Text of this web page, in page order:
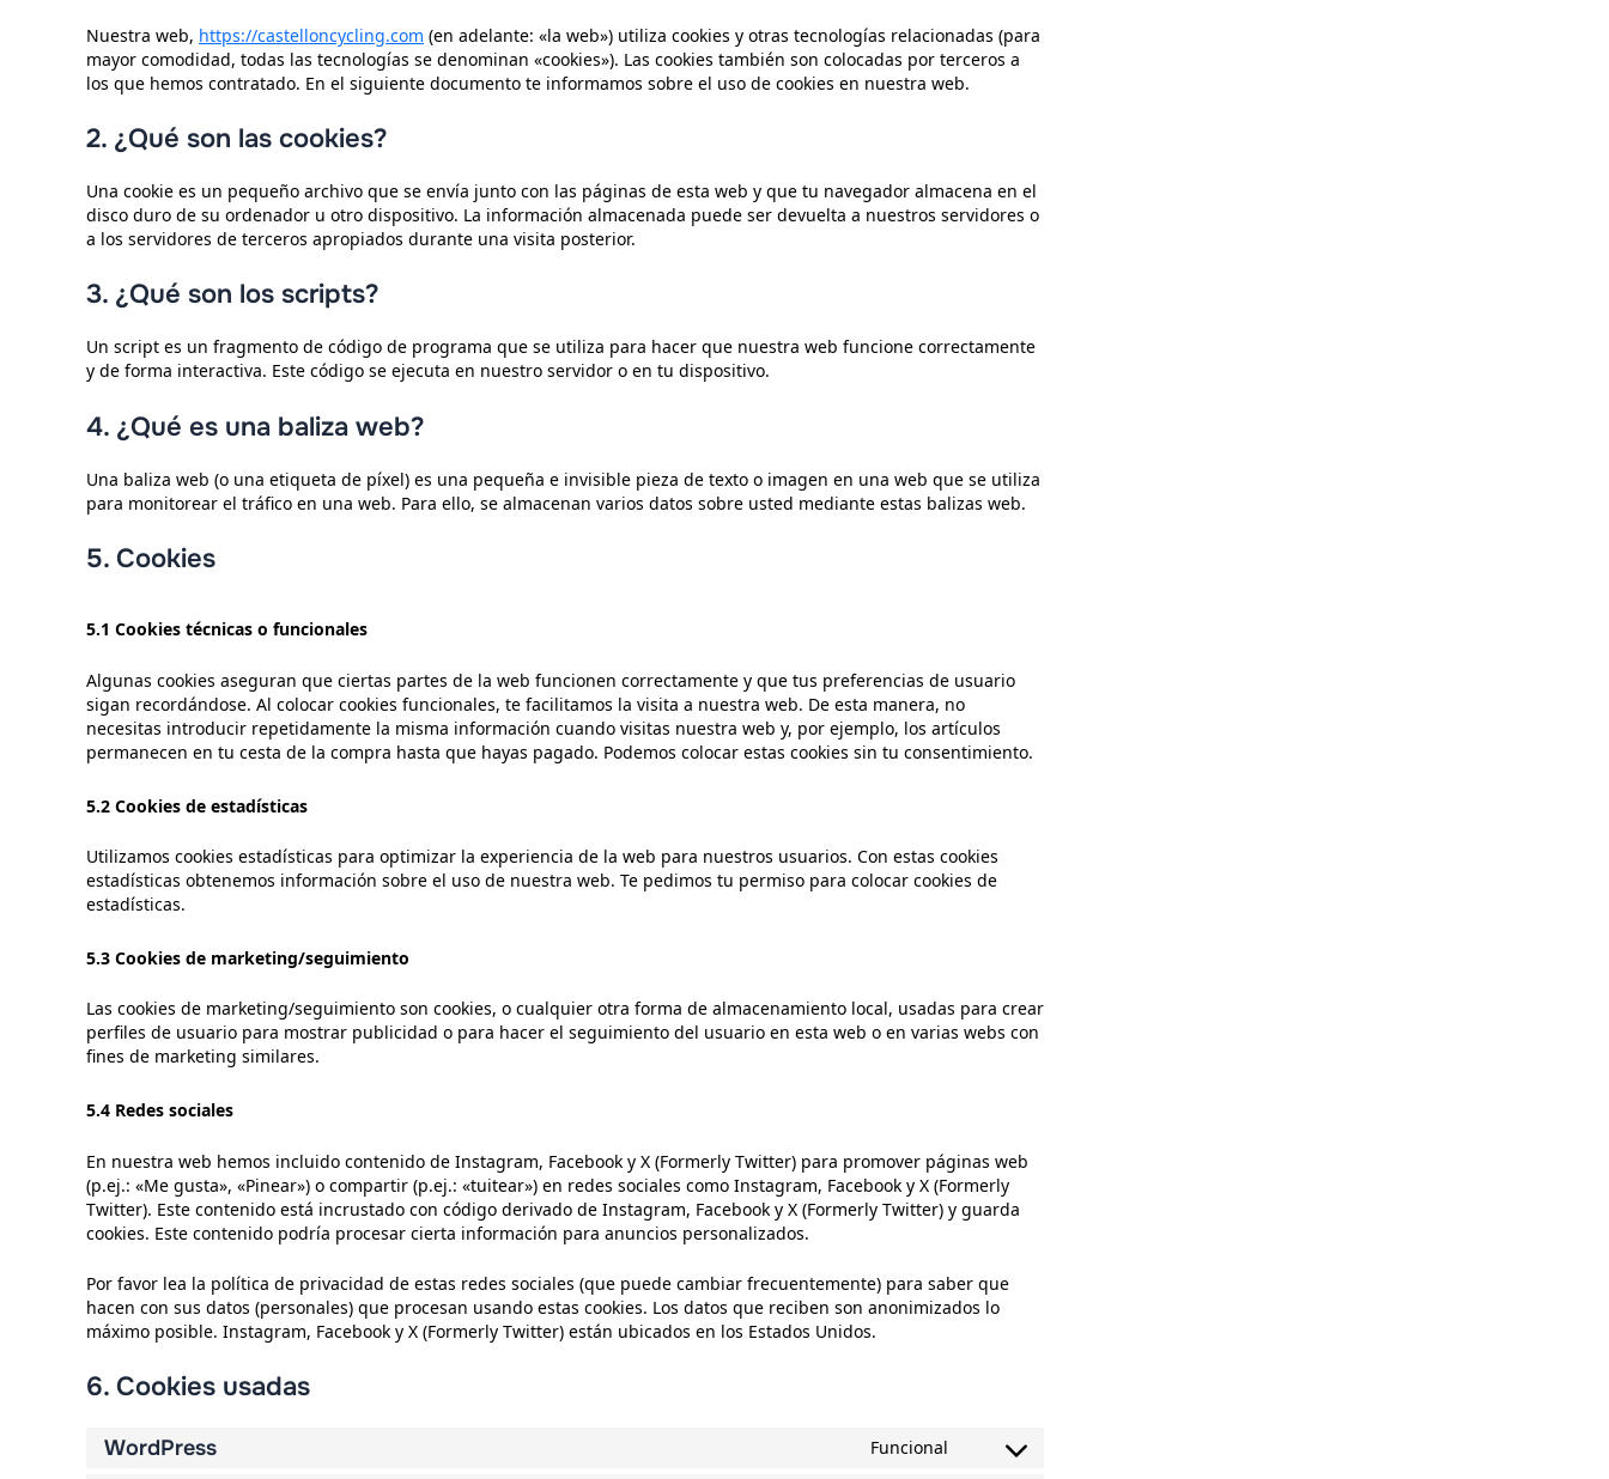
Nuestra web, https://castelloncycling.com (en adelante: «la web») utiliza cookies y otras tecnologías relacionadas (para
mayor comodidad, todas las tecnologías se denominan «cookies»). Las cookies también son colocadas por terceros a
los que hemos contratado. En el siguiente documento te informamos sobre el uso de cookies en nuestra web.
2. ¿Qué son las cookies?
Una cookie es un pequeño archivo que se envía junto con las páginas de esta web y que tu navegador almacena en el
disco duro de su ordenador u otro dispositivo. La información almacenada puede ser devuelta a nuestros servidores o
a los servidores de terceros apropiados durante una visita posterior.
3. ¿Qué son los scripts?
Un script es un fragmento de código de programa que se utiliza para hacer que nuestra web funcione correctamente
y de forma interactiva. Este código se ejecuta en nuestro servidor o en tu dispositivo.
4. ¿Qué es una baliza web?
Una baliza web (o una etiqueta de píxel) es una pequeña e invisible pieza de texto o imagen en una web que se utiliza
para monitorear el tráfico en una web. Para ello, se almacenan varios datos sobre usted mediante estas balizas web.
5. Cookies
5.1 Cookies técnicas o funcionales
Algunas cookies aseguran que ciertas partes de la web funcionen correctamente y que tus preferencias de usuario
sigan recordándose. Al colocar cookies funcionales, te facilitamos la visita a nuestra web. De esta manera, no
necesitas introducir repetidamente la misma información cuando visitas nuestra web y, por ejemplo, los artículos
permanecen en tu cesta de la compra hasta que hayas pagado. Podemos colocar estas cookies sin tu consentimiento.
5.2 Cookies de estadísticas
Utilizamos cookies estadísticas para optimizar la experiencia de la web para nuestros usuarios. Con estas cookies
estadísticas obtenemos información sobre el uso de nuestra web. Te pedimos tu permiso para colocar cookies de
estadísticas.
5.3 Cookies de marketing/seguimiento
Las cookies de marketing/seguimiento son cookies, o cualquier otra forma de almacenamiento local, usadas para crear
perfiles de usuario para mostrar publicidad o para hacer el seguimiento del usuario en esta web o en varias webs con
fines de marketing similares.
5.4 Redes sociales
En nuestra web hemos incluido contenido de Instagram, Facebook y X (Formerly Twitter) para promover páginas web
(p.ej.: «Me gusta», «Pinear») o compartir (p.ej.: «tuitear») en redes sociales como Instagram, Facebook y X (Formerly
Twitter). Este contenido está incrustado con código derivado de Instagram, Facebook y X (Formerly Twitter) y guarda
cookies. Este contenido podría procesar cierta información para anuncios personalizados.
Por favor lea la política de privacidad de estas redes sociales (que puede cambiar frecuentemente) para saber que
hacen con sus datos (personales) que procesan usando estas cookies. Los datos que reciben son anonimizados lo
máximo posible. Instagram, Facebook y X (Formerly Twitter) están ubicados en los Estados Unidos.
6. Cookies usadas
WordPress Funcional